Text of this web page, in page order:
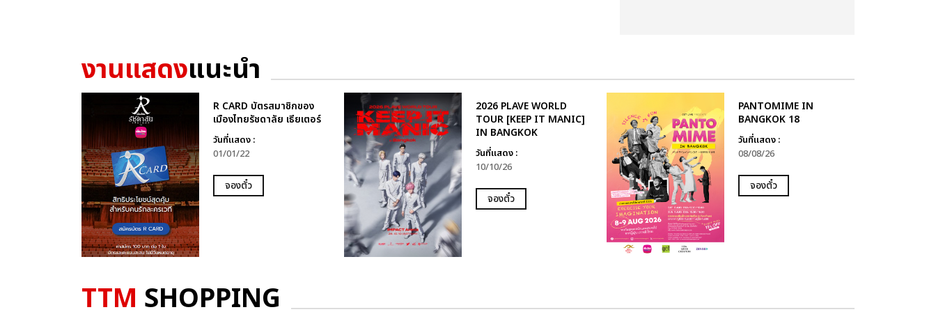
งานแสดงแนะนำ
R CARD บัตรสมาชิกของ
เมืองไทยรัชดาลัย เธียเตอร์
วันที่แสดง :
01/01/22
จองตั๋ว
2026 PLAVE WORLD
TOUR [KEEP IT MANIC]
IN BANGKOK
วันที่แสดง :
10/10/26
จองตั๋ว
PANTOMIME IN
BANGKOK 18
วันที่แสดง :
08/08/26
จองตั๋ว
TTM SHOPPING